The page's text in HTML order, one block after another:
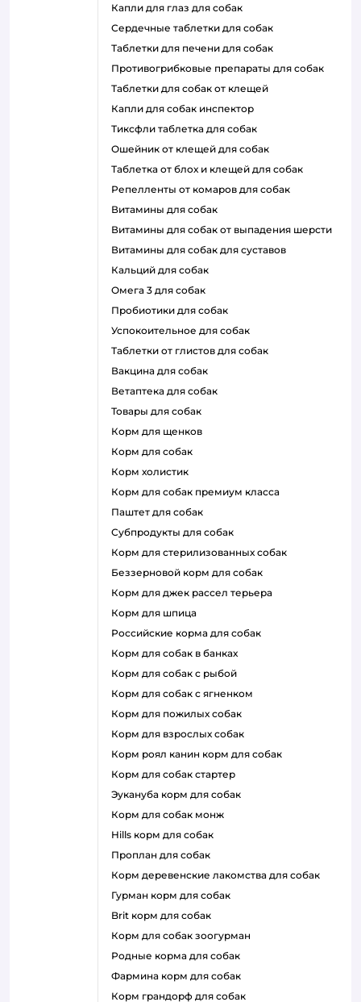
капли для глаз для собак
сердечные таблетки для собак
таблетки для печени для собак
противогрибковые препараты для собак
таблетки для собак от клещей
капли для собак инспектор
тиксфли таблетка для собак
ошейник от клещей для собак
таблетка от блох и клещей для собак
репелленты от комаров для собак
витамины для собак
витамины для собак от выпадения шерсти
витамины для собак для суставов
кальций для собак
омега 3 для собак
пробиотики для собак
успокоительное для собак
таблетки от глистов для собак
вакцина для собак
ветаптека для собак
товары для собак
корм для щенков
корм для собак
корм холистик
корм для собак премиум класса
паштет для собак
субпродукты для собак
корм для стерилизованных собак
беззерновой корм для собак
корм для джек рассел терьера
корм для шпица
российские корма для собак
корм для собак в банках
корм для собак с рыбой
корм для собак с ягненком
корм для пожилых собак
корм для взрослых собак
корм роял канин корм для собак
корм для собак стартер
эукануба корм для собак
корм для собак монж
hills корм для собак
проплан для собак
корм деревенские лакомства для собак
гурман корм для собак
brit корм для собак
корм для собак зоогурман
родные корма для собак
фармина корм для собак
корм грандорф для собак